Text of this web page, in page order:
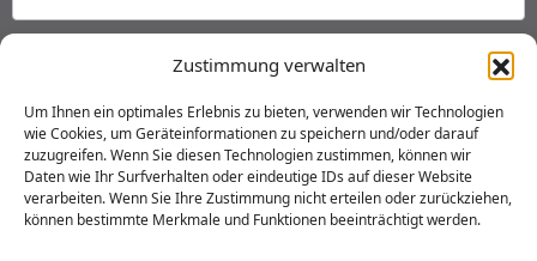
Zustimmung verwalten
Um Ihnen ein optimales Erlebnis zu bieten, verwenden wir Technologien
wie Cookies, um Geräteinformationen zu speichern und/oder darauf
zuzugreifen. Wenn Sie diesen Technologien zustimmen, können wir
Daten wie Ihr Surfverhalten oder eindeutige IDs auf dieser Website
verarbeiten. Wenn Sie Ihre Zustimmung nicht erteilen oder zurückziehen,
können bestimmte Merkmale und Funktionen beeinträchtigt werden.
Anmeldung
Ihr Nachname*
Ich habe dieDatenschutzerklärunggelesen und erkläre mich